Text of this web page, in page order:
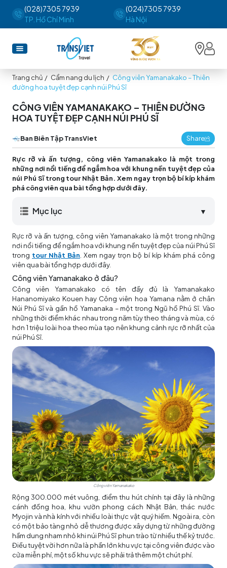
(028)7305 7939
TP. Hồ Chí Minh
(024)7305 7939
Hà Nội
Trang chủ / Cẩm nang du lịch / Công viên Yamanakako – Thiên
đường hoa tuyệt đẹp cạnh núi Phú Sĩ
CÔNG VIÊN YAMANAKAKO – THIÊN ĐƯỜNG
HOA TUYỆT ĐẸP CẠNH NÚI PHÚ SĨ
Ban Biên Tập TransViet Share
Rực rỡ và ấn tượng, công viên Yamanakako là một trong
những nơi nổi tiếng để ngắm hoa với khung nền tuyệt đẹp của
núi Phú Sĩ trong tour Nhật Bản. Xem ngay trọn bộ bí kíp khám
phá công viên qua bài tổng hợp dưới đây.
Mục lục ▼
Rực rỡ và ấn tượng, công viên Yamanakako là một trong những
nơi nổi tiếng để ngắm hoa với khung nền tuyệt đẹp của núi Phú Sĩ
trong tour Nhật Bản . Xem ngay trọn bộ bí kíp khám phá công
viên qua bài tổng hợp dưới đây.
Công viên Yamanakako ở đâu?
Công viên Yamanakako có tên đầy đủ là Yamanakako
Hananomiyako Kouen hay Công viên hoa Yamana nằm ở chân
Núi Phú Sĩ và gần hồ Yamanaka – một trong Ngũ hồ Phú Sĩ. Vào
những thời điểm khác nhau trong năm tùy theo tháng và mùa, có
hơn 1 triệu loài hoa theo mùa tạo nên khung cảnh rực rỡ nhất của
núi Phú Sĩ.
Công viên Yamanakako
Rộng 300.000 mét vuông, điểm thu hút chính tại đây là những
cánh đồng hoa, khu vườn phong cách Nhật Bản, thác nước
Myojin và nhà kính với nhiều loài thực vật quý hiếm. Ngoài ra, còn
có một bảo tàng nhỏ dễ thương được xây dựng từ những đường
hầm dung nham nhỏ khi núi Phú Sĩ phun trào từ nhiều thế kỷ trước.
Điều tuyệt vời hơn nữa là phần lớn khu vực tại công viên được vào
cửa miễn phí, một số khu vực sẽ phải trả thêm một chút phí.